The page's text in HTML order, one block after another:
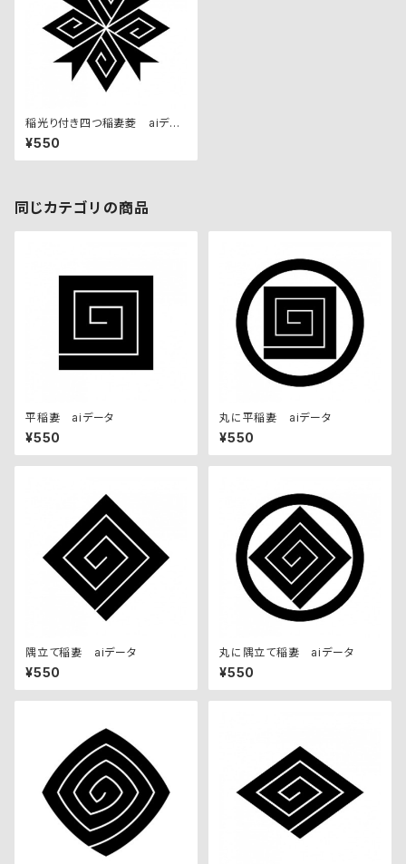
稲光り付き四つ稲妻菱 aiデー
タ
¥550
同じカテゴリの商品
平稲妻 aiデータ
¥550
丸に平稲妻 aiデータ
¥550
隅立て稲妻 aiデータ
¥550
丸に隅立て稲妻 aiデータ
¥550